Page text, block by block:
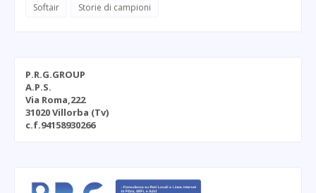
Softair
Storie di campioni
P.R.G.GROUP
A.P.S.
Via Roma,222
31020 Villorba (Tv)
c.f.94158930266